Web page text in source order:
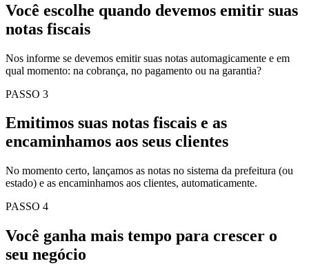
Você escolhe quando devemos emitir suas
notas fiscais
Nos informe se devemos emitir suas notas automagicamente e em
qual momento: na cobrança, no pagamento ou na garantia?
PASSO 3
Emitimos suas notas fiscais e as
encaminhamos aos seus clientes
No momento certo, lançamos as notas no sistema da prefeitura (ou
estado) e as encaminhamos aos clientes, automaticamente.
PASSO 4
Você ganha mais tempo para crescer o
seu negócio